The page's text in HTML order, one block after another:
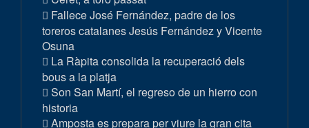
Fallece José Fernández, padre de los
toreros catalanes Jesús Fernández y Vicente
Osuna
La Ràpita consolida la recuperació dels
bous a la platja
Son San Martí, el regreso de un hierro con
historia
Amposta es prepara per viure la gran cita